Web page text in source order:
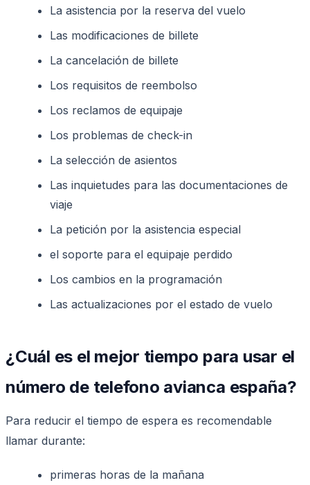
La asistencia por la reserva del vuelo
Las modificaciones de billete
La cancelación de billete
Los requisitos de reembolso
Los reclamos de equipaje
Los problemas de check-in
La selección de asientos
Las inquietudes para las documentaciones de
viaje
La petición por la asistencia especial
el soporte para el equipaje perdido
Los cambios en la programación
Las actualizaciones por el estado de vuelo
¿Cuál es el mejor tiempo para usar el
número de telefono avianca españa?
Para reducir el tiempo de espera es recomendable
llamar durante:
primeras horas de la mañana